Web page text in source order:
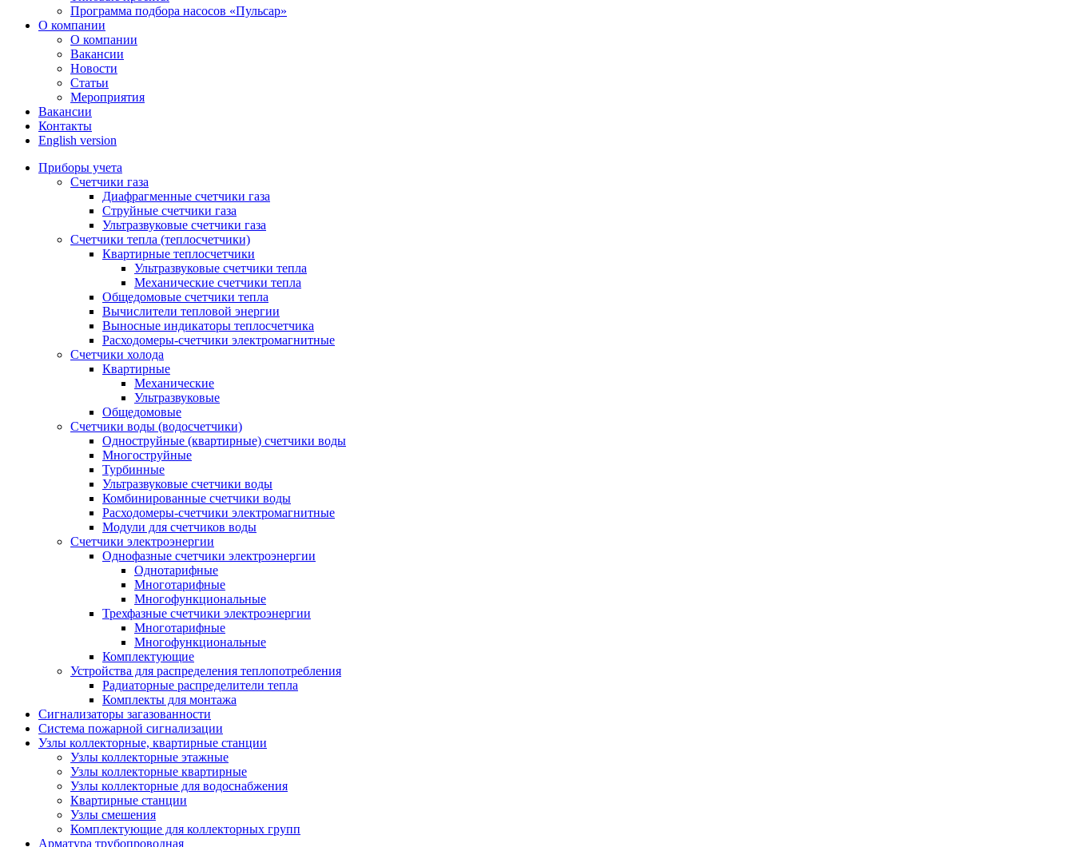
Программа подбора насосов «Пульсар»
О компании
О компании
Вакансии
Новости
Статьи
Мероприятия
Вакансии
Контакты
English version
Приборы учета
Счетчики газа
Диафрагменные счетчики газа
Струйные счетчики газа
Ультразвуковые счетчики газа
Счетчики тепла (теплосчетчики)
Квартирные теплосчетчики
Ультразвуковые счетчики тепла
Механические счетчики тепла
Общедомовые счетчики тепла
Вычислители тепловой энергии
Выносные индикаторы теплосчетчика
Расходомеры-счетчики электромагнитные
Счетчики холода
Квартирные
Механические
Ультразвуковые
Общедомовые
Счетчики воды (водосчетчики)
Одноструйные (квартирные) счетчики воды
Многоструйные
Турбинные
Ультразвуковые счетчики воды
Комбинированные счетчики воды
Расходомеры-счетчики электромагнитные
Модули для счетчиков воды
Счетчики электроэнергии
Однофазные счетчики электроэнергии
Однотарифные
Многотарифные
Многофункциональные
Трехфазные счетчики электроэнергии
Многотарифные
Многофункциональные
Комплектующие
Устройства для распределения теплопотребления
Радиаторные распределители тепла
Комплекты для монтажа
Сигнализаторы загазованности
Система пожарной сигнализации
Узлы коллекторные, квартирные станции
Узлы коллекторные этажные
Узлы коллекторные квартирные
Узлы коллекторные для водоснабжения
Квартирные станции
Узлы смешения
Комплектующие для коллекторных групп
Арматура трубопроводная